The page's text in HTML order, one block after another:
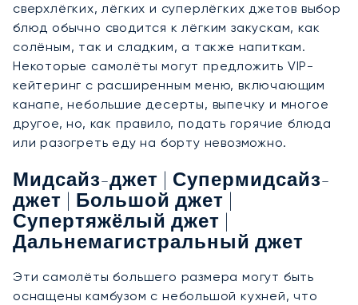
сверхлёгких, лёгких и суперлёгких джетов выбор
блюд обычно сводится к лёгким закускам, как
солёным, так и сладким, а также напиткам.
Некоторые самолёты могут предложить VIP-
кейтеринг с расширенным меню, включающим
канапе, небольшие десерты, выпечку и многое
другое, но, как правило, подать горячие блюда
или разогреть еду на борту невозможно.
Мидсайз-джет | Супермидсайз-
джет | Большой джет |
Супертяжёлый джет |
Дальнемагистральный джет
Эти самолёты большего размера могут быть
оснащены камбузом с небольшой кухней, что